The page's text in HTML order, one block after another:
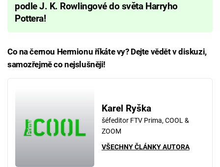
podle J. K. Rowlingové do světa Harryho
Pottera!
Co na černou Hermionu říkáte vy? Dejte vědět v diskuzi,
samozřejmě co nejslušněji!
Karel Ryška
šéfeditor FTV Prima, COOL &
ZOOM
VŠECHNY ČLÁNKY AUTORA